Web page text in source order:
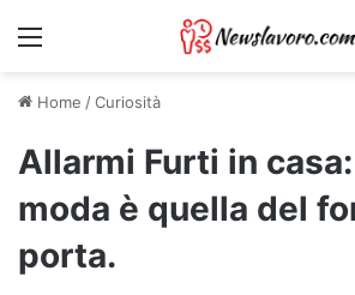
Menu
Home /Curiosità
Allarmi Furti in
moda è quella del
porta.